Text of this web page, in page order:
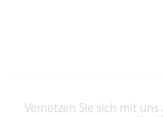
Vernetzen Sie sich mit